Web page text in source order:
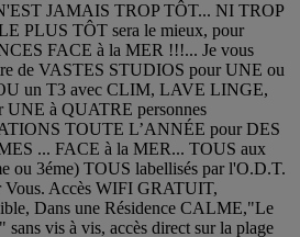
JAMAIS TROP TÔT... NI TROP
PLUS TÔT sera le mieux, pour
FACE à la MER !!!... Je vous
de VASTES STUDIOS pour UNE ou
un T3 avec CLIM, LAVE LINGE,
UNE à QUATRE personnes
TOUTE L’ANNÉE pour DES
... FACE à la MER... TOUS aux
ou 3éme) TOUS labellisés par l'O.D.T.
Vous. Accès WIFI GRATUIT,
Dans une Résidence CALME,"Le
vis à vis, accès direct sur la plage